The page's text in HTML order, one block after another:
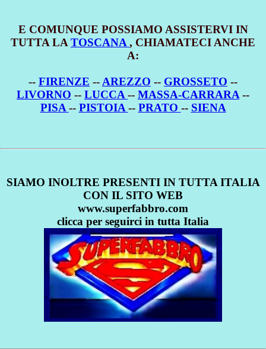
E COMUNQUE POSSIAMO ASSISTERVI IN
TUTTA LA TOSCANA , CHIAMATECI ANCHE
A:
-- FIRENZE -- AREZZO -- GROSSETO --
LIVORNO -- LUCCA -- MASSA-CARRARA --
PISA -- PISTOIA -- PRATO -- SIENA
SIAMO INOLTRE PRESENTI IN TUTTA ITALIA
CON IL SITO WEB
www.superfabbro.com
clicca per seguirci in tutta Italia